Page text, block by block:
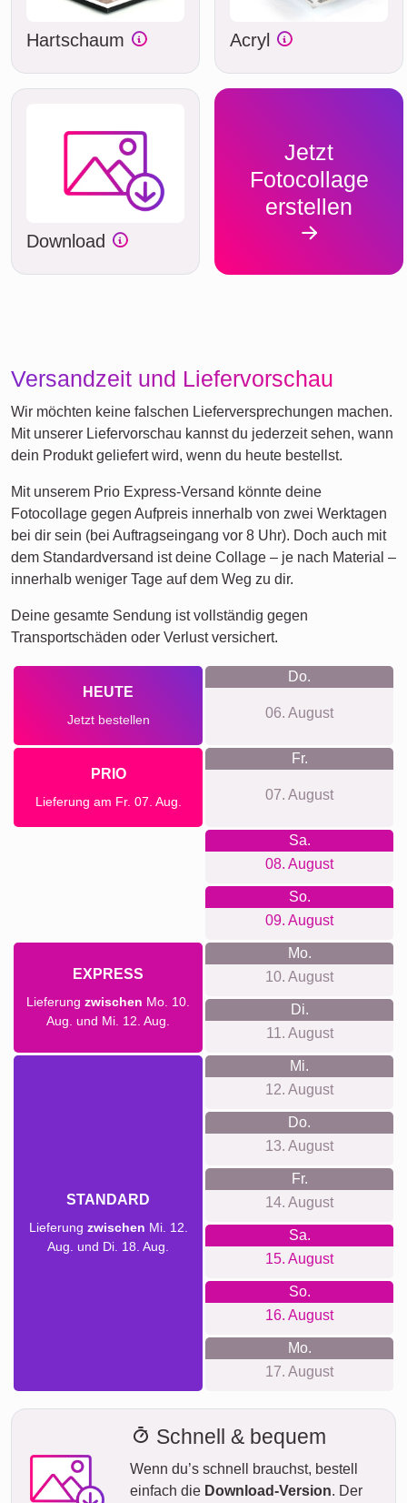
Hartschaum Acryl
Download
Jetzt
Fotocollage
erstellen
Versandzeit und Liefervorschau
Wir möchten keine falschen Lieferversprechungen machen.
Mit unserer Liefervorschau kannst du jederzeit sehen, wann
dein Produkt geliefert wird, wenn du heute bestellst.
Mit unserem Prio Express-Versand könnte deine
Fotocollage gegen Aufpreis innerhalb von zwei Werktagen
bei dir sein (bei Auftragseingang vor 8 Uhr). Doch auch mit
dem Standardversand ist deine Collage – je nach Material –
innerhalb weniger Tage auf dem Weg zu dir.
Deine gesamte Sendung ist vollständig gegen
Transportschäden oder Verlust versichert.
HEUTE
Jetzt bestellen
Do.
06. August
PRIO
Lieferung am Fr. 07. Aug.
Fr.
07. August
Sa.
08. August
So.
09. August
EXPRESS
Lieferung zwischen Mo. 10.
Aug. und Mi. 12. Aug.
Mo.
10. August
Di.
11. August
STANDARD
Lieferung zwischen Mi. 12.
Aug. und Di. 18. Aug.
Mi.
12. August
Do.
13. August
Fr.
14. August
Sa.
15. August
So.
16. August
Mo.
17. August
Schnell & bequem
Wenn du’s schnell brauchst, bestell
einfach die Download-Version. Der